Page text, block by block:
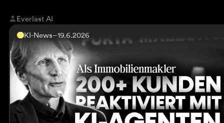
Everlast AI
KI-News–19.6.2026